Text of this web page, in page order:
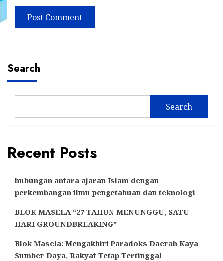
Search
Search
Recent Posts
hubungan antara ajaran Islam dengan
perkembangan ilmu pengetahuan dan teknologi
BLOK MASELA “27 TAHUN MENUNGGU, SATU
HARI GROUNDBREAKING”
Blok Masela: Mengakhiri Paradoks Daerah Kaya
Sumber Daya, Rakyat Tetap Tertinggal